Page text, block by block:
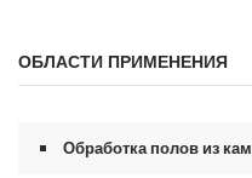
ОБЛАСТИ ПРИМЕНЕНИЯ
Обработка полов из